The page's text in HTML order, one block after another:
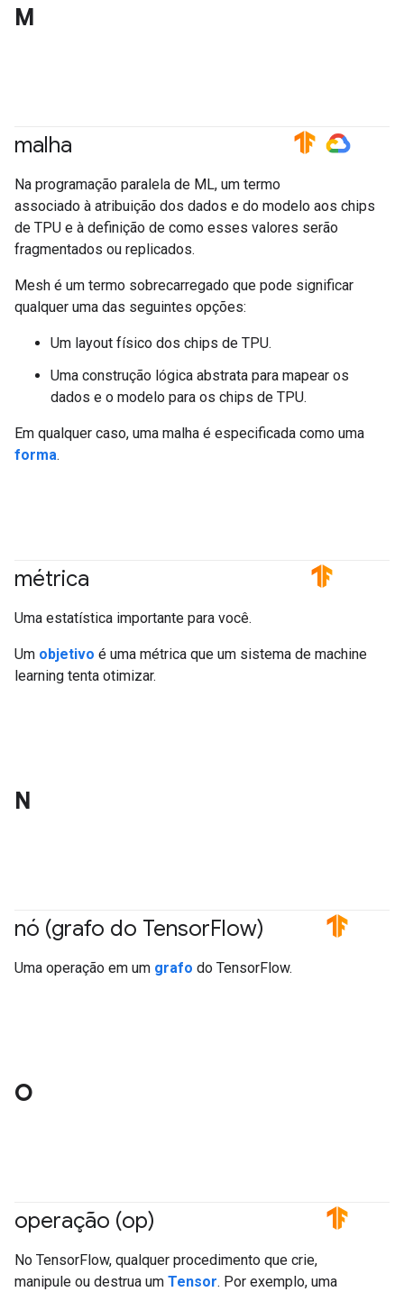
M
malha #TensorFlow #GoogleCloud
Na programação paralela de ML, um termo
associado à atribuição dos dados e do modelo aos chips
de TPU e à definição de como esses valores serão
fragmentados ou replicados.
Mesh é um termo sobrecarregado que pode significar
qualquer uma das seguintes opções:
Um layout físico dos chips de TPU.
Uma construção lógica abstrata para mapear os
dados e o modelo para os chips de TPU.
Em qualquer caso, uma malha é especificada como uma
forma.
métrica #TensorFlow
Uma estatística importante para você.
Um objetivo é uma métrica que um sistema de machine
learning tenta otimizar.
N
nó (grafo do TensorFlow) #TensorFlow
Uma operação em um grafo do TensorFlow.
O
operação (op) #TensorFlow
No TensorFlow, qualquer procedimento que crie,
manipule ou destrua um Tensor. Por exemplo, uma